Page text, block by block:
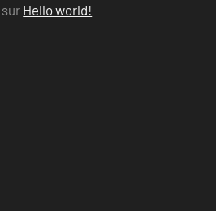
sur Hello world!